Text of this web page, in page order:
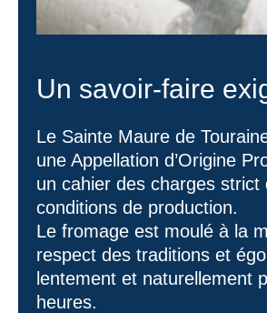
Un savoir-faire
Le Sainte Maure de
une Appellation d’Origine
un cahier des charges strict
conditions de production.
Le fromage est moulé à la
respect des traditions et
lentement et naturellement
heures.